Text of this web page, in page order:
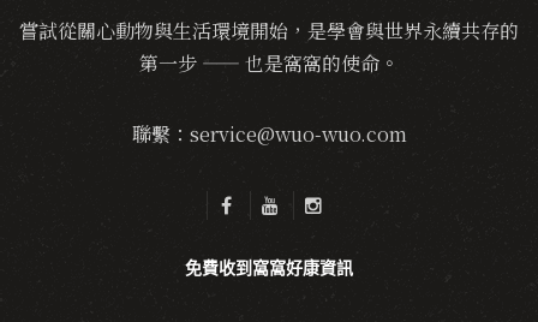
嘗試從關心動物與生活環境開始，是學會與世界永續共存的
第一步 —— 也是窩窩的使命。
聯繫：service@wuo-wuo.com
免費收到窩窩好康資訊